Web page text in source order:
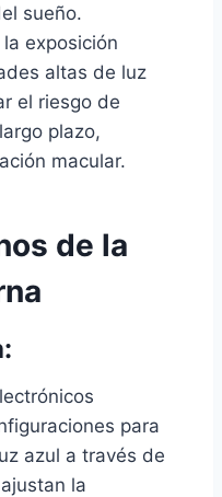
sueño.
exposición
altas de luz
el riesgo de
plazo,
macular.
de la
para
azul a través de
la